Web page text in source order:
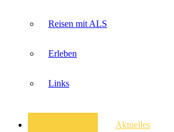
Reisen mit ALS
Erleben
Links
Aktuelles